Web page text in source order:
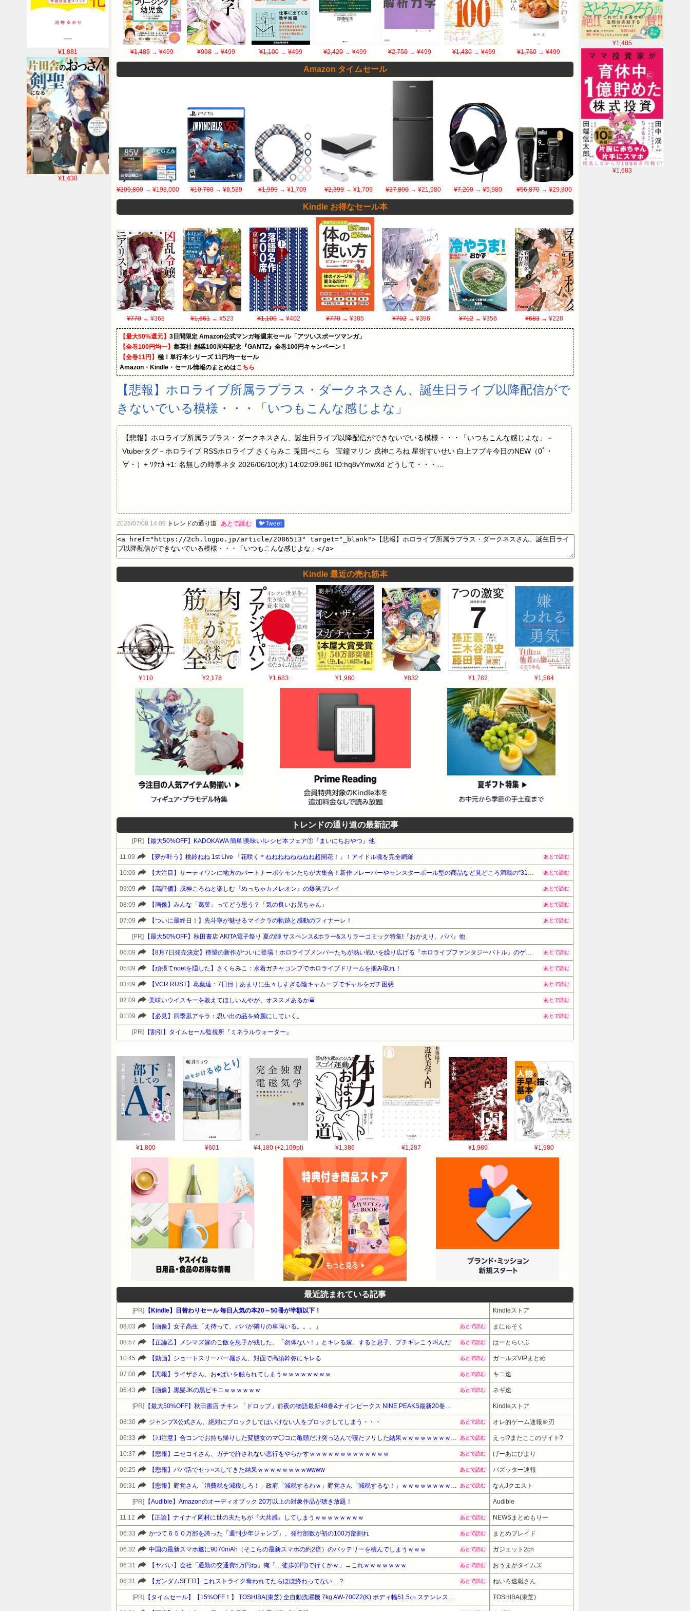
¥1,485
¥1,683
¥1,881
¥1,430
¥1,485→ ¥499 ¥998 → ¥499 ¥1,100→ ¥499 ¥2,420 → ¥499 ¥2,750→ ¥499 ¥1,430 → ¥499 ¥1,760→ ¥499
Amazon タイムセール
¥209,800 → ¥198,000 ¥10,780→ ¥8,589 ¥1,999 → ¥1,709 ¥2,399 → ¥1,709 ¥27,800 → ¥21,980 ¥7,200 → ¥5,980 ¥56,870 → ¥29,800
Kindle お得なセール本
¥770 → ¥368 ¥1,661→ ¥523 ¥1,100→ ¥402 ¥770→ ¥385 ¥792→ ¥396 ¥712→ ¥356 ¥683→ ¥228
【最大50%還元】 3日間限定 Amazon公式マンガ毎週末セール「アツいスポーツマンガ」
【全巻100円均一】 集英社 創業100周年記念『GANTZ』全巻100円キャンペーン！
【全巻11円】 極！単行本シリーズ 11円均一セール
Amazon・Kindle・セール情報のまとめはこちら
【悲報】ホロライブ所属ラプラス・ダークネスさん、誕生日ライブ以降配信がで
きないでいる模様・・・「いつもこんな感じよな」
【悲報】ホロライブ所属ラプラス・ダークネスさん、誕生日ライブ以降配信ができないでいる模様・・・「いつもこんな感じよな」－
Vtuberタグ－ホロライブ RSSホロライブ さくらみこ 兎田ぺこら 宝鐘マリン 戌神ころね 星街すいせい 白上フブキ今日のNEW（0ﾟ・
∀・）+ ﾜｸﾃｶ +1: 名無しの時事ネタ 2026/06/10(水) 14:02:09.861 ID:hq8vYmwXd どうして・・・…
2026/07/08 14:09 トレンドの通り道 あとで読む 🐦Tweet
Kindle 最近の売れ筋本
¥110 ¥2,178 ¥1,683 ¥1,980 ¥832 ¥1,782 ¥1,584
トレンドの通り道の最新記事
[PR] 【最大50%OFF】KADOKAWA 簡単!美味い!レシピ本フェア①『まいにちおやつ』他
11:09 【夢が叶う】桃鈴ねね 1st Live 「花咲く＊ねねねねねねねね超開花！」！アイドル魂を完全網羅 あとで読む
10:09 あとで読む
09:09 【高評価】戌神ころねと楽しむ『めっちゃカメレオン』の爆笑プレイ あとで読む
08:09 【画像】みんな「葛葉」ってどう思う？「気の良いお兄ちゃん」 あとで読む
07:09 【ついに最終日！】先斗寧が魅せるマイクラの軌跡と感動のフィナーレ！ あとで読む
[PR] 【最大50%OFF】秋田書店 AKITA電子祭り 夏の陣 サスペンス&ホラー&スリラーコミック特集!『おかえり、パパ』他
06:09 【8月7日発売決定】待望の新作がついに登場！ホロライブメンバーたちが熱い戦いを繰り広げる『ホロライブファンタジーバトル』のゲームPVが公開！Nintendo SwitchとSteam あとで読む
05:09 【頑張てnoelを隠した】さくらみこ：水着ガチャコンプでホロライブドリームを掴み取れ！ あとで読む
03:09 【VCR RUST】葛葉達：7日目｜あまりに生々しすぎる陰キャムーブでギャルをガチ困惑 あとで読む
02:09 美味いウイスキーを教えてほしいんやが、オススメあるか🥃 あとで読む
01:09 【必見】四季凪アキラ：思い出の品を綺麗にしていく。 あとで読む
[PR] 【割引】タイムセール監視所『ミネラルウォーター』
¥1,800 ¥601 ¥4,180 (+2,109pt) ¥1,386 ¥1,287 ¥1,980 ¥1,980
最近読まれている記事
[PR] 【Kindle】日替わりセール 毎日人気の本20～50冊が半額以下！ Kindleストア
08:03 【画像】女子高生「え待って、パパが隣りの車両いる。。。」 あとで読む まにゅそく
08:57 【正論乙】メシマズ嫁のご飯を息子が残した。「勿体ない！」とキレる嫁。すると息子、ブチギレこう叫んだ あとで読む はーとらいふ
10:45 【動画】ショートスリーパー堀さん、対面で高須幹弥にキレる あとで読む ガールズVIPまとめ
07:00 【悲報】ライザさん、お●ぱいを触られてしまうｗｗｗｗｗｗｗｗ あとで読む キニ速
06:43 【画像】黒髪JKの黒ビキニｗｗｗｗｗｗ あとで読む ネギ速
[PR] 【最大50%OFF】秋田書店 チキン 「ドロップ」前夜の物語最新48巻&ナインピークス NINE PEAKS最新20巻発売! Kindleストア
08:30 ジャンプX公式さん、絶対にブロックしてはいけない人をブロックしてしまう・・・ あとで読む オレ的ゲーム速報＠刃
06:33 【ｼｺ注意】合コンでお持ち帰りした変態女のマ◯コに亀頭だけ突っ込んで寝たフリした結果ｗｗｗｗｗｗｗｗｗｗｗ あとで読む えっ!?またここのサイト?
10:37 【悲報】ニセコイさん、ガチで許されない悪行をやらかすｗｗｗｗｗｗｗｗｗｗｗｗｗ あとで読む げーあにびより
06:25 【悲報】パパ活でセッ○スしてきた結果ｗｗｗｗｗｗｗｗwwww あとで読む バズッター速報
06:31 【悲報】野党さん「消費税を減税しろ！」政府「減税するわｗ」野党さん「減税するな！」ｗｗｗｗｗｗｗｗｗｗ あとで読む なんJクエスト
[PR] 【Audible】Amazonのオーディオブック 20万以上の対象作品が聴き放題！ Audible
11:12 【正論】ナイナイ岡村に世の夫たちが『大共感』してしまうｗｗｗｗｗｗｗｗ あとで読む NEWSまとめもりー
06:33 かつて６５０万部を誇った「週刊少年ジャンプ」、発行部数が初の100万部割れ あとで読む まとめブレイド
06:32 中国の最新スマホ遂に9070mAh（そこらの最新スマホの約2倍）のバッテリーを積んでしまうｗｗｗ あとで読む ガジェット2ch
06:31 【ヤバい】会社「通勤の交通費5万円ね」俺「…徒歩(0円)で行くかｗ」←これｗｗｗｗｗｗｗ あとで読む おうまがタイムズ
06:31 【ガンダムSEED】これストライク奪われてたらほぼ終わってない…？ あとで読む ねいろ速報さん
[PR] 【タイムセール】【15%OFF！】 TOSHIBA(東芝) 全自動洗濯機 7kg AW-700Z2(K) ボディ幅51.5㎝ ステンレス槽 槽洗浄・槽乾燥 縦型 静音 部屋干し 保護カバー ピュアブラック TOSHIBA(東芝)